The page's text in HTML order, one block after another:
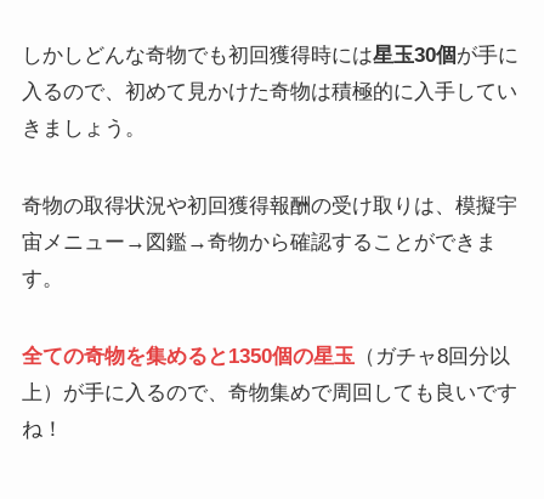
しかしどんな奇物でも初回獲得時には星玉30個が手に
入るので、初めて見かけた奇物は積極的に入手してい
きましょう。
奇物の取得状況や初回獲得報酬の受け取りは、模擬宇
宙メニュー→図鑑→奇物から確認することができま
す。
全ての奇物を集めると1350個の星玉 （ガチャ8回分以
上）が手に入るので、奇物集めで周回しても良いです
ね！